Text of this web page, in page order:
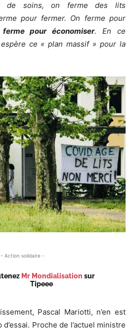
de soins, on ferme des lits
pour fermer. On ferme pour
ferme pour économiser. En ce
ce « plan massif » pour la
- Action solidaire -
Mr Mondialisation sur
Tipeee
Pascal Mariotti, n’en est
Proche de l’actuel ministre